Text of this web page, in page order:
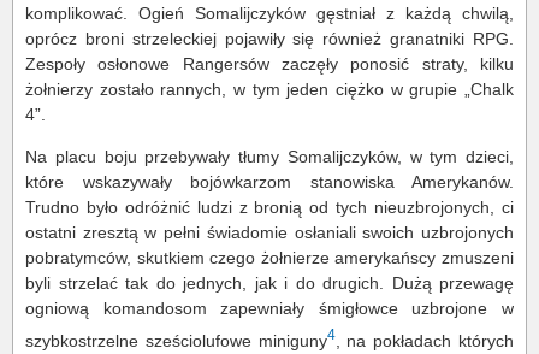
komplikować. Ogień Somalijczyków gęstniał z każdą chwilą,
oprócz broni strzeleckiej pojawiły się również granatniki RPG.
Zespoły osłonowe Rangersów zaczęły ponosić straty, kilku
żołnierzy zostało rannych, w tym jeden ciężko w grupie „Chalk
4”.
Na placu boju przebywały tłumy Somalijczyków, w tym dzieci,
które wskazywały bojówkarzom stanowiska Amerykanów.
Trudno było odróżnić ludzi z bronią od tych nieuzbrojonych, ci
ostatni zresztą w pełni świadomie osłaniali swoich uzbrojonych
pobratymców, skutkiem czego żołnierze amerykańscy zmuszeni
byli strzelać tak do jednych, jak i do drugich. Dużą przewagę
ogniową komandosom zapewniały śmigłowce uzbrojone w
szybkostrzelne sześciolufowe miniguny4, na pokładach których